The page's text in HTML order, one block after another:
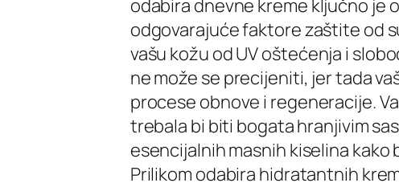
odabira dnevne kreme ključno je
odgovarajuće faktore zaštite od
vašu kožu od UV oštećenja i
ne može se precijeniti, jer tada
procese obnove i regeneracije.
trebala bi biti bogata hranjivim
esencijalnih masnih kiselina
Prilikom odabira hidratantnih